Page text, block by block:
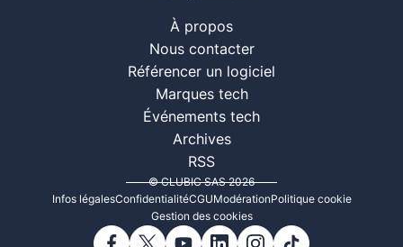
À propos
Nous contacter
Référencer un logiciel
Marques tech
Événements tech
Archives
RSS
© CLUBIC SAS 2026
Infos légalesConfidentialitéCGUModérationPolitique cookie
Gestion des cookies